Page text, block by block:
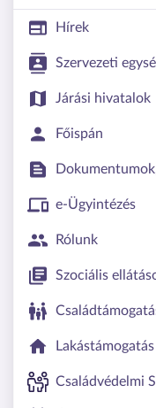
Hírek
Szervezeti
Járási hivatalok
Főispán
e-Ügyintézés
Rólunk
Szociális
Lakástámogatás
Családvédelmi